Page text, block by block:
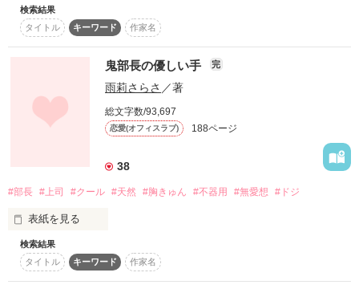
「まじでかわいすぎるから、
一生おれの腕に閉じ込めたい」
2022年9月25日
ピンクレーベルにて書籍発売
＊年齢設定矛盾、表記ミスあり、順次訂正入れています。すみ
ません。
作品を読む
｢誰、探してるの？｣
ふにゃんとした笑顔も
｢俺のこと、探してた？｣
絵を描くときの真剣な顔も
｢誰のものにもならないでね｣
たまに強引なところも
…全部全部、好きだった。
｢茉央ちゃんじゃなきゃダメみたい｣
検索結果
タイトル
キーワード 作家名
鬼部長の優しい手 完
雨莉さらさ ／著
総文字数/93,697
恋愛(オフィスラブ) 188ページ
38
#部長 #上司 #クール #天然 #胸きゅん #不器用 #無愛想 #ドジ
表紙を見る
「…顔真っ赤。
検索結果
タイトル
キーワード 作家名